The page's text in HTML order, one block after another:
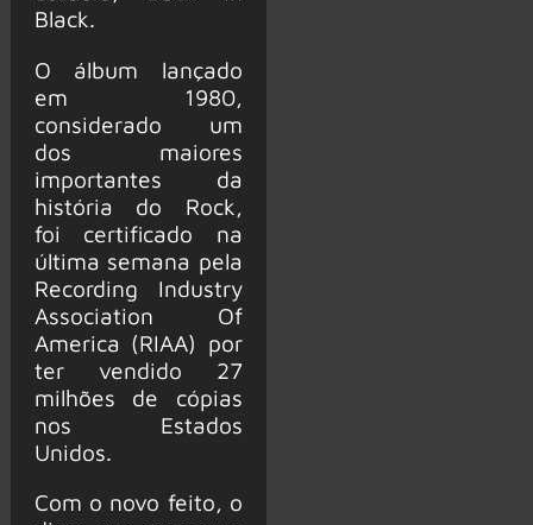
Black.
O álbum lançado
em 1980,
considerado um
dos maiores
importantes da
história do Rock,
foi certificado na
última semana pela
Recording Industry
Association Of
America (RIAA) por
ter vendido 27
milhões de cópias
nos Estados
Unidos.
Com o novo feito, o